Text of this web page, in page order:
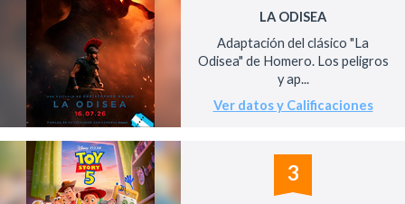
LA ODISEA
Adaptación del clásico "La
Odisea" de Homero. Los peligros
y ap...
Ver datos y Calificaciones
3